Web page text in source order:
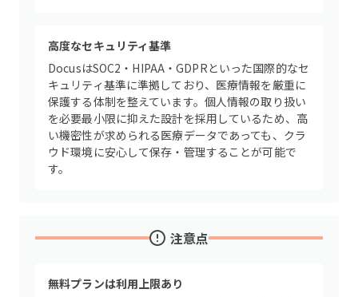
高度なセキュリティ基準
DocusはSOC2・HIPAA・GDPRといった国際的なセ
キュリティ基準に準拠しており、医療情報を厳重に
保護する体制を整えています。個人情報の取り扱い
を必要最小限に抑えた設計を採用しているため、高
い機密性が求められる医療データであっても、クラ
ウド環境に安心して保存・管理することが可能で
す。
注意点
無料プランは利用上限あり